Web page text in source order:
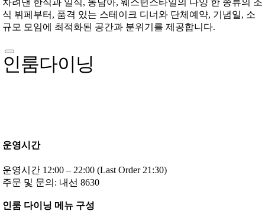
식 뷔페부터, 품격 있는 스테이크 디너와 단체예약, 기념일, 소
규모 모임에 최적화된 공간과 분위기를 제공합니다.
인룸다이닝
운영시간
운영시간 12:00 – 22:00 (Last Order 21:30)
주문 및 문의: 내선 8630
인룸 다이닝 메뉴 구성